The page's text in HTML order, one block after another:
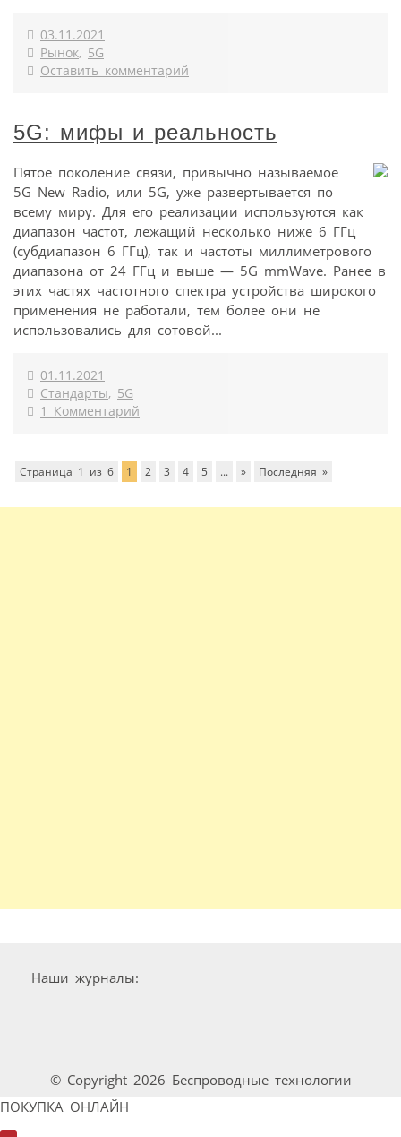
03.11.2021
Рынок, 5G
Оставить комментарий
5G: мифы и реальность
Пятое поколение связи, привычно называемое
5G New Radio, или 5G, уже развертывается по
всему миру. Для его реализации используются как
диапазон частот, лежащий несколько ниже 6 ГГц
(субдиапазон 6 ГГц), так и частоты миллиметрового
диапазона от 24 ГГц и выше — 5G mmWave. Ранее в
этих частях частотного спектра устройства широкого
применения не работали, тем более они не
использовались для сотовой...
01.11.2021
Стандарты, 5G
1 Комментарий
Страница 1 из 6 1 2 3 4 5 ... » Последняя »
Наши журналы:
© Copyright 2026 Беспроводные технологии
ПОКУПКА ОНЛАЙН